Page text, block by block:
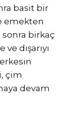
basit bir
emekten
birkaç
dışarıyı
çim
devam